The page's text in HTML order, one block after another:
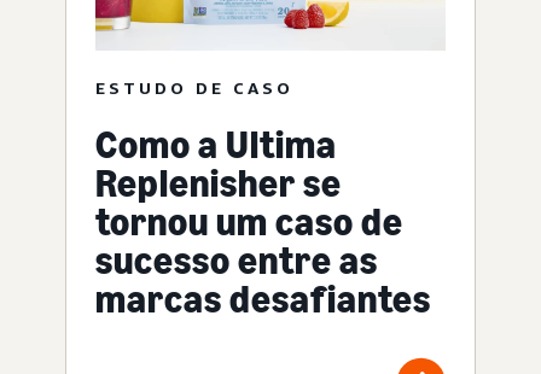
ESTUDO DE CASO
Como a Ultima
Replenisher se
tornou um caso de
sucesso entre as
marcas desafiantes